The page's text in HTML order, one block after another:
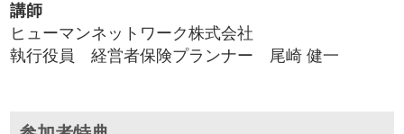
講師
ヒューマンネットワーク株式会社
執行役員 経営者保険プランナー 尾崎 健一